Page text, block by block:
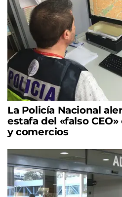
La Policía Nacional
estafa del «falso
y comercios